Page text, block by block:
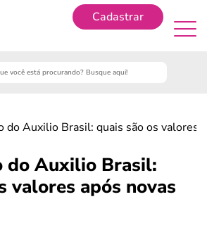
Cadastrar
do Auxilio Brasil: quais são os valores
do Auxilio Brasil:
valores após novas